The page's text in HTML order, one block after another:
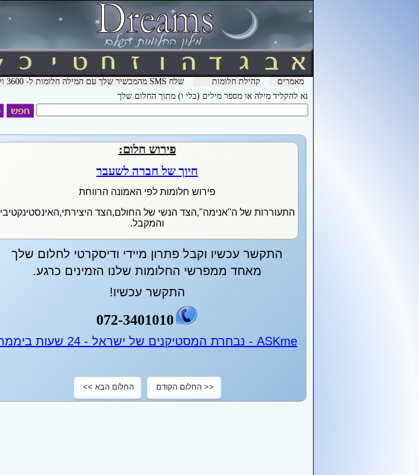
מאמרים קהילת חלומות
שלח SMS מהמכשיר שלך עם המילה חלומות ל- 3600 וקבל לינק לפירוש חלומות בסלולר
נא להקליד מילה או מספר מילים (בלי ו) מתוך החלום שלך
פירוש חלום:
חיוך של חברה לשעבר
פירוש חלומות לפי האמונה הרווחת
התעוררות של ה"אנימה",הצד הנשי של החולם,הצד היצירתי,האינסטינקטיבי
והמקבל.
התקשר עכשיו וקבל פתרון מיידי ודיסקרטי לחלום שלך
מאחד ממפרשי החלומות שלנו הזמינים כרגע.
התקשר עכשיו!
072-3401010
ASKme - נבחרת המסטיקנים של ישראל - 24 שעות ביממה
<< החלום הקודם החלום הבא >>